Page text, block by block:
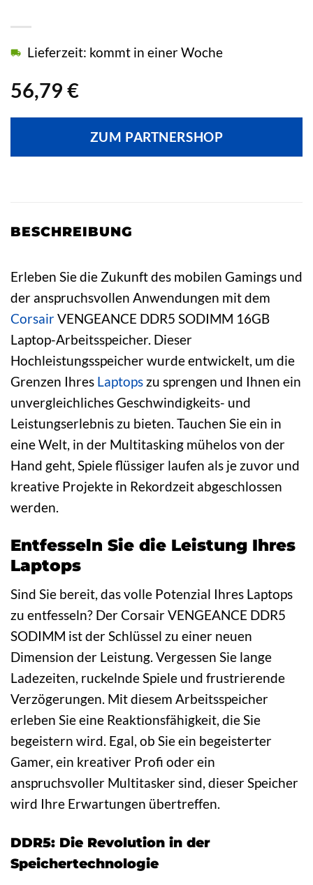
56,79 €
Lieferzeit: kommt in einer Woche
ZUM PARTNERSHOP
BESCHREIBUNG
Erleben Sie die Zukunft des mobilen Gamings und
der anspruchsvollen Anwendungen mit dem
CorsairVENGEANCE DDR5 SODIMM 16GB
Laptop-Arbeitsspeicher. Dieser
Hochleistungsspeicher wurde entwickelt, um die
Grenzen Ihres Laptops zu sprengen und Ihnen ein
unvergleichliches Geschwindigkeits- und
Leistungserlebnis zu bieten. Tauchen Sie ein in
eine Welt, in der Multitasking mühelos von der
Hand geht, Spiele flüssiger laufen als je zuvor und
kreative Projekte in Rekordzeit abgeschlossen
werden.
Entfesseln Sie die Leistung Ihres
Laptops
Sind Sie bereit, das volle Potenzial Ihres Laptops
zu entfesseln? Der Corsair VENGEANCE DDR5
SODIMM ist der Schlüssel zu einer neuen
Dimension der Leistung. Vergessen Sie lange
Ladezeiten, ruckelnde Spiele und frustrierende
Verzögerungen. Mit diesem Arbeitsspeicher
erleben Sie eine Reaktionsfähigkeit, die Sie
begeistern wird. Egal, ob Sie ein begeisterter
Gamer, ein kreativer Profi oder ein
anspruchsvoller Multitasker sind, dieser Speicher
wird Ihre Erwartungen übertreffen.
DDR5: Die Revolution in der
Speichertechnologie